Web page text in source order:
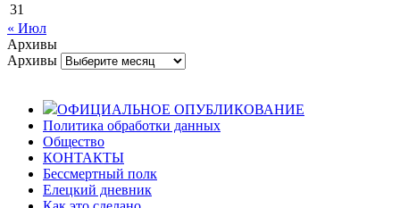
31
« Июл
Архивы
Архивы
ОФИЦИАЛЬНОЕ ОПУБЛИКОВАНИЕ
Политика обработки данных
Общество
КОНТАКТЫ
Бессмертный полк
Елецкий дневник